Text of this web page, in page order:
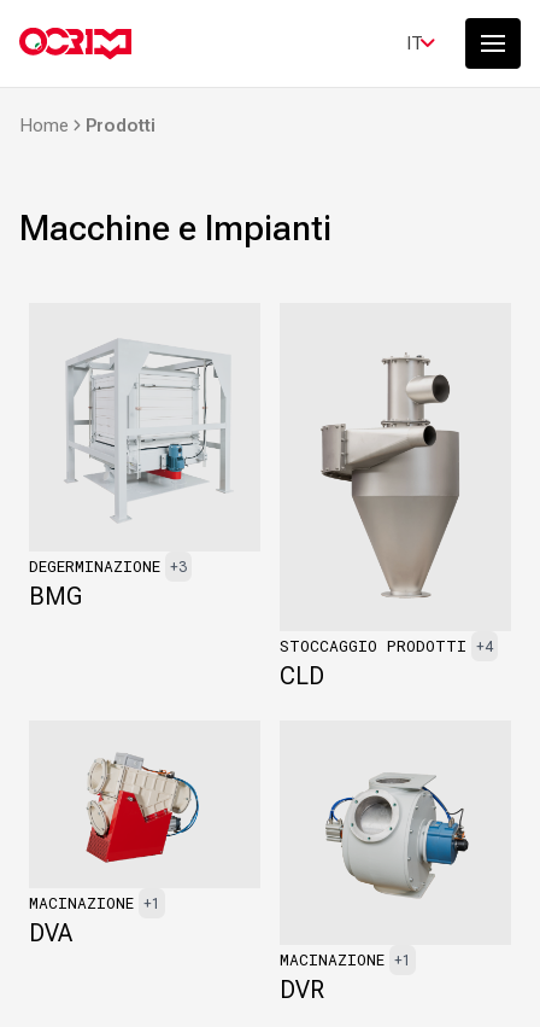
IT
Home Prodotti
Macchine e Impianti
DEGERMINAZIONE +3
BMG
STOCCAGGIO PRODOTTI +4
CLD
MACINAZIONE +1
DVA
MACINAZIONE +1
DVR